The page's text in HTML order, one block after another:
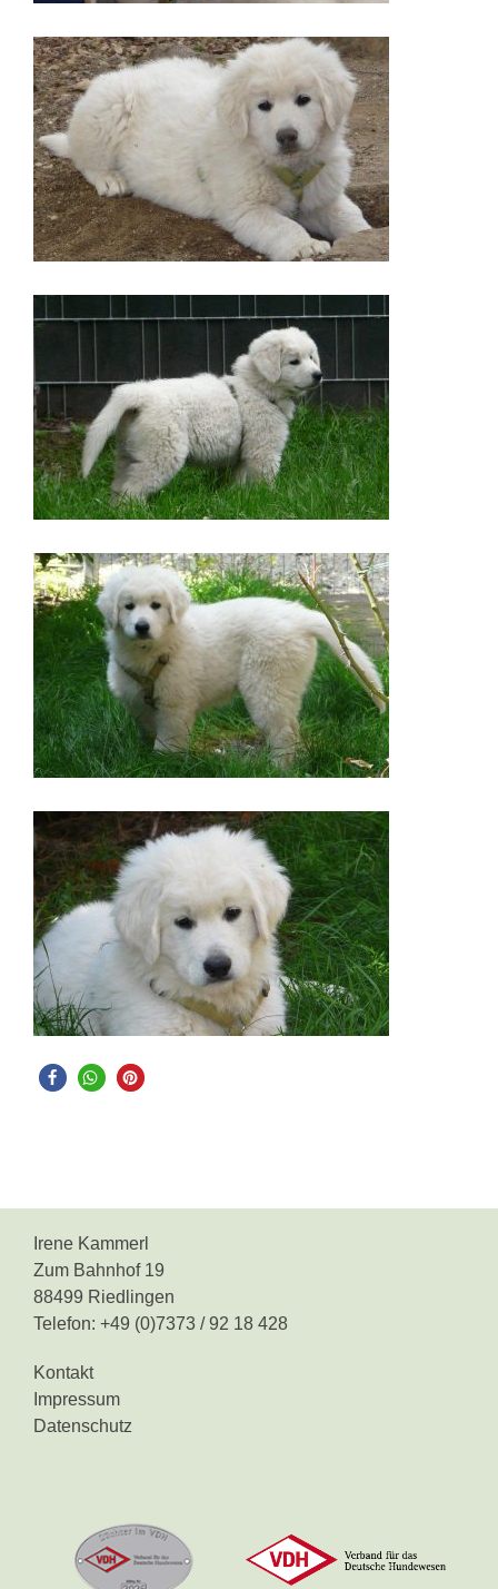
Irene Kammerl
Zum Bahnhof 19
88499 Riedlingen
Telefon: +49 (0)7373 / 92 18 428
Kontakt
Impressum
Datenschutz